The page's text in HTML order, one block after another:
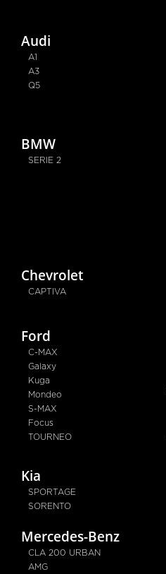
Audi
A1
A3
Q5
BMW
SERIE 2
Chevrolet
CAPTIVA
Ford
C-MAX
Galaxy
Kuga
Mondeo
S-MAX
Focus
TOURNEO
Kia
SPORTAGE
SORENTO
Mercedes-Benz
CLA 200 URBAN
AMG